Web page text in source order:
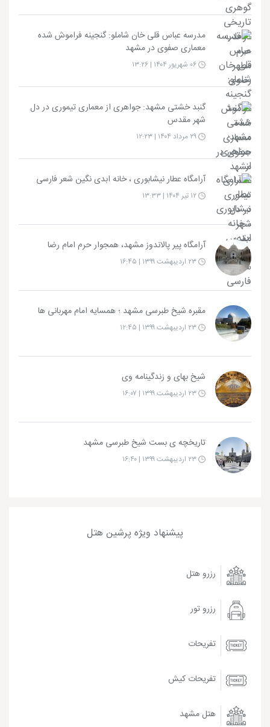
مدرسه عباس قلی خان شاملو: گنجینه فراموش شده
معماری صفوی در مشهد
گنبد خشتی مشهد: جواهری از معماری تیموری در دل
شهر مقدس
آرامگاه عطار نیشابوری ، خانه ابدی نگین شعر فارسی
آرامگاه پیر پالاندوز مشهد، همجوار حرم امام رضا
مقبره شیخ طبرسی مشهد ؛ همسایه امام مهربانی ها
شیخ بهای و زندگینامه وی
تاریخچه ی بست شیخ طبرسی مشهد
پیشنهاد ویژه پرشین هتل
رزرو هتل
رزرو تور
تفریحات
تفریحات کیش
هتل مشهد